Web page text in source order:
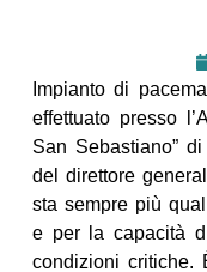
Impianto di
effettuato presso
San Sebastiano”
del direttore
sta sempre più
e per la capacità
condizioni